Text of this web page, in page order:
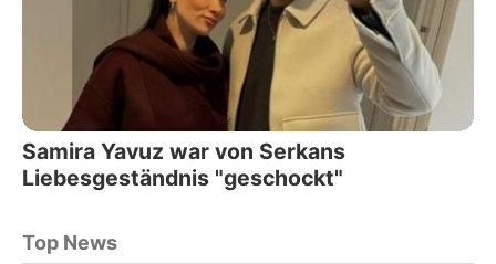
Samira Yavuz war von Serkans
Liebesgeständnis "geschockt"
Top News